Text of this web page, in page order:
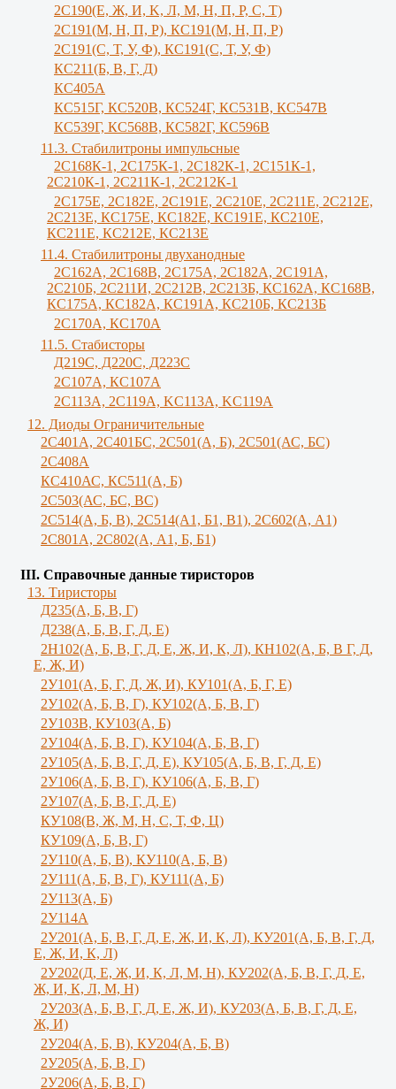
2С190(Е, Ж, И, K, Л, М, Н, П, Р, С, Т)
2С191(М, Н, П, Р), КС191(М, Н, П, Р)
2С191(С, Т, У, Ф), КС191(С, Т, У, Ф)
КС211(Б, В, Г, Д)
КС405А
КС515Г, КС520В, КС524Г, КС531В, КС547В
КС539Г, КС568В, КС582Г, КС596В
11.3. Стабилитроны импульсные
2С168К-1, 2С175К-1, 2С182К-1, 2С151К-1,
2С210К-1, 2С211К-1, 2С212К-1
2С175Е, 2С182Е, 2С191Е, 2С210Е, 2С211Е, 2С212Е,
2С213Е, КС175Е, КС182Е, КС191Е, КС210Е,
КС211Е, КС212Е, КС213Е
11.4. Стабилитроны двуханодные
2С162А, 2С168В, 2С175А, 2С182А, 2С191А,
2С210Б, 2С211И, 2С212В, 2С213Б, КС162А, КС168В,
КС175А, КС182А, КС191А, КС210Б, КС213Б
2С170А, КС170А
11.5. Стабисторы
Д219С, Д220С, Д223С
2C107A, КС107А
2С113А, 2С119А, KC113A, KC119A
12. Диоды Ограничительные
2С401А, 2С401БС, 2С501(А, Б), 2С501(АС, БС)
2С408А
КС410АС, КС511(А, Б)
2С503(АС, БС, ВС)
2С514(А, Б, В), 2С514(А1, Б1, В1), 2С602(А, А1)
2С801А, 2С802(А, А1, Б, Б1)
III. Справочные данные тиристоров
13. Тиристоры
Д235(А, Б, В, Г)
Д238(А, Б, В, Г, Д, Е)
2Н102(А, Б, В, Г, Д, Е, Ж, И, К, Л), КН102(А, Б, В Г, Д,
Е, Ж, И)
2У101(А, Б, Г, Д, Ж, И), КУ101(А, Б, Г, Е)
2У102(А, Б, В, Г), КУ102(А, Б, В, Г)
2У103В, КУ103(А, Б)
2У104(А, Б, В, Г), КУ104(А, Б, В, Г)
2У105(А, Б, В, Г, Д, Е), КУ105(А, Б, В, Г, Д, Е)
2У106(А, Б, В, Г), КУ106(А, Б, В, Г)
2У107(А, Б, В, Г, Д, Е)
КУ108(В, Ж, М, Н, С, Т, Ф, Ц)
КУ109(А, Б, В, Г)
2У110(А, Б, В), КУ110(А, Б, В)
2У111(А, Б, В, Г), КУ111(А, Б)
2У113(А, Б)
2У114А
2У201(А, Б, В, Г, Д, Е, Ж, И, К, Л), КУ201(А, Б, В, Г, Д,
Е, Ж, И, К, Л)
2У202(Д, Е, Ж, И, К, Л, М, Н), КУ202(А, Б, В, Г, Д, Е,
Ж, И, К, Л, М, Н)
2У203(А, Б, В, Г, Д, Е, Ж, И), КУ203(А, Б, В, Г, Д, Е,
Ж, И)
2У204(А, Б, В), КУ204(А, Б, В)
2У205(А, Б, В, Г)
2У206(А, Б, В, Г)